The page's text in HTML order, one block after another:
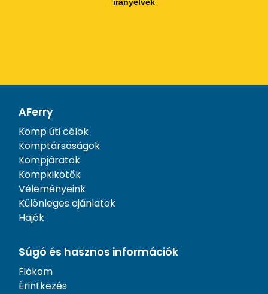
AFerry
Komp úti célok
Komptársaságok
Kompjáratok
Kompkikötők
Véleményeink
Különleges ajánlatok
Hajók
Súgó és hasznos információk
Fiókom
Érintkezés